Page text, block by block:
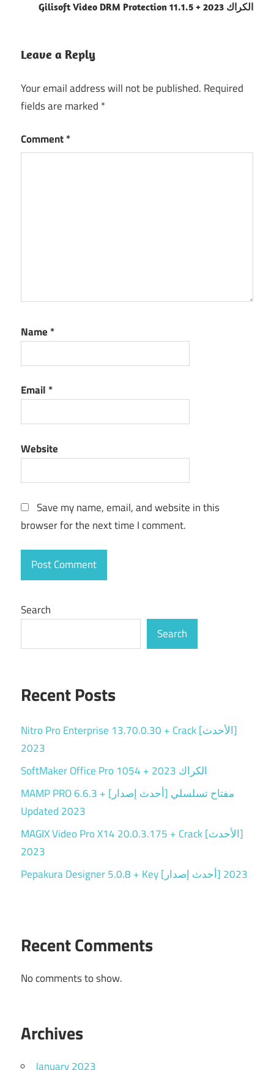
Gilisoft Video DRM Protection 11.1.5 + الكراك 2023
Leave a Reply
Your email address will not be published. Required
fields are marked *
Comment*
Name *
Email *
Website
Save my name, email, and website in this
browser for the next time I comment.
Search
Search
Recent Posts
Nitro Pro Enterprise 13.70.0.30 + Crack [الأحدث]
2023
SoftMaker Office Pro 1054 + الكراك 2023
MAMP PRO 6.6.3 + مفتاح تسلسلي [أحدث إصدار]
Updated 2023
MAGIX Video Pro X14 20.0.3.175 + Crack [الأحدث]
2023
Pepakura Designer 5.0.8 + Key [أحدث إصدار] 2023
Recent Comments
No comments to show.
Archives
January 2023